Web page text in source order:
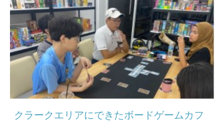
クラークエリアにできたボードゲームカフ